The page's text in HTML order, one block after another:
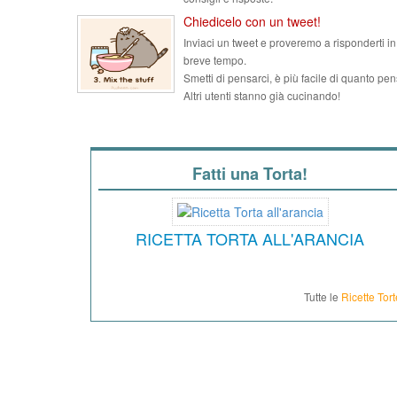
Chiedicelo con un tweet!
Inviaci un tweet e proveremo a risponderti in
breve tempo.
Smetti di pensarci, è più facile di quanto
Altri utenti stanno già cucinando!
Fatti una Torta!
RICETTA TORTA ALL'ARANCIA
Tutte le Ricette